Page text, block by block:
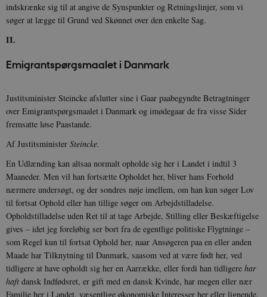
indskrænke sig til at angive de Synspunkter og Retningslinjer, som vi
søger at lægge til Grund ved Skønnet over den enkelte Sag.
II.
Emigrantspørgsmaalet i Danmark
Justitsminister Steincke afslutter sine i Gaar paabegyndte Betragtninger
over Emigrantspørgsmaalet i Danmark og imødegaar de fra visse Sider
fremsatte løse Paastande.
Af Justitsminister Steincke.
En Udlænding kan altsaa normalt opholde sig her i Landet i indtil 3
Maaneder. Men vil han fortsætte Opholdet her, bliver hans Forhold
nærmere undersøgt, og der sondres nøje imellem, om han kun søger Lov
til fortsat Ophold eller han tillige søger om Arbejdstilladelse.
Opholdstilladelse uden Ret til at tage Arbejde, Stilling eller Beskæftigelse
gives – idet jeg foreløbig ser bort fra de egentlige politiske Flygtninge –
som Regel kun til fortsat Ophold her, naar Ansøgeren paa en eller anden
Maade har Tilknytning til Danmark, saasom ved at være født her, ved
tidligere at have opholdt sig her en Aarrække, eller fordi han tidligere har
haft dansk Indfødsret, er gift med en dansk Kvinde, har megen eller nær
Familie her i Landet, væsentlige økonomiske Interesser her eller lignende.